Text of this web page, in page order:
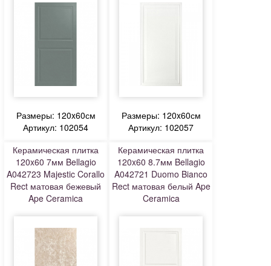
Размеры: 120x60см
Артикул: 102054
Размеры: 120x60см
Артикул: 102057
Керамическая плитка
120x60 7мм Bellagio
A042723 Majestic Corallo
Rect матовая бежевый
Ape Ceramica
Керамическая плитка
120x60 8.7мм Bellagio
A042721 Duomo Bianco
Rect матовая белый Ape
Ceramica